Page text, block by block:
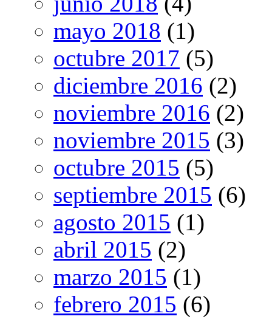
mayo 2018 (1)
octubre 2017 (5)
diciembre 2016 (2)
noviembre 2016 (2)
noviembre 2015 (3)
octubre 2015 (5)
septiembre 2015 (6)
agosto 2015 (1)
abril 2015 (2)
marzo 2015 (1)
febrero 2015 (6)